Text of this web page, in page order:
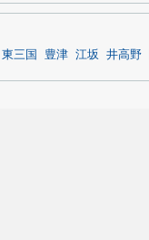
東三国 豊津 江坂 井高野